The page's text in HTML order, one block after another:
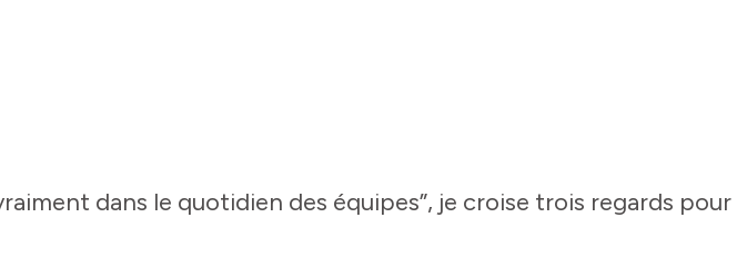
dans le quotidien des équipes”, je croise trois regards pour